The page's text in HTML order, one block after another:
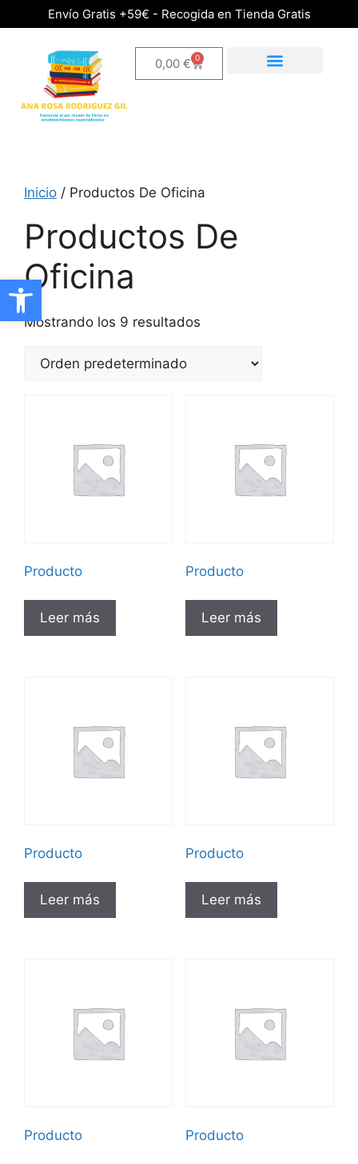
Abrir barra de herramientas
Envío Gratis +59€ - Recogida en Tienda Gratis
0,00 € 0
Inicio / Productos De Oficina
Productos De
Oficina
Mostrando los 9 resultados
Producto
Leer más
Producto
Leer más
Producto
Leer más
Producto
Leer más
Producto Producto